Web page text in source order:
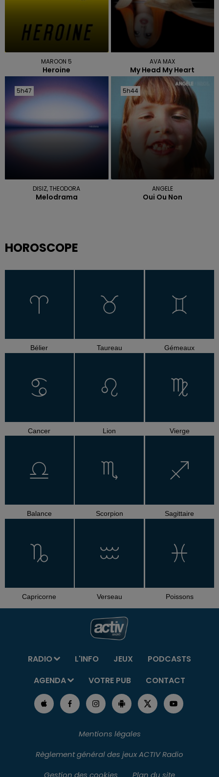
MAROON 5
Heroine
AVA MAX
My Head My Heart
5h47
5h47
DISIZ, THEODORA
Melodrama
5h44
5h44
ANGELE
Oui Ou Non
HOROSCOPE
Bélier Taureau Gémeaux
Cancer Lion Vierge
Balance Scorpion Sagittaire
Capricorne Verseau Poissons
RADIO L'INFO JEUX
PODCASTS
AGENDA
VOTRE PUB CONTACT
Mentions légales
Règlement général des jeux ACTIV Radio
Gestion des cookies
Plan du site